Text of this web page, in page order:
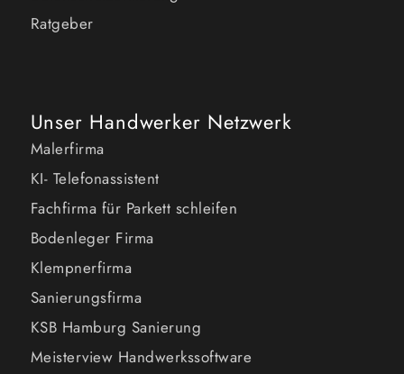
Ratgeber
Unser Handwerker Netzwerk
Malerfirma
KI- Telefonassistent
Fachfirma für Parkett schleifen
Bodenleger Firma
Klempnerfirma
Sanierungsfirma
KSB Hamburg Sanierung
Meisterview Handwerkssoftware